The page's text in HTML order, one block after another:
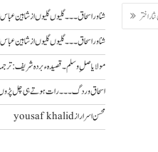
اختر شناور اسحاق ۔۔۔ گلیوں گلیوں از شاہین عباس
شناور اسحاق ۔۔۔ گلیوں گلیوں از شاہین عباس
مولا یا صلِ وسلم ۔قصیدہ ء بردہ شریف:
اسحاق وردگ ۔۔۔ رات ہوتے ہی چل پڑوں
محسن اسرارازyousaf khalid